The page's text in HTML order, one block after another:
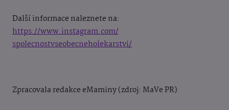
Další informace naleznete na:
https://www.instagram.com/
spolecnostvseobecneholekarstvi/
Zpracovala redakce eMaminy (zdroj: MaVe PR)